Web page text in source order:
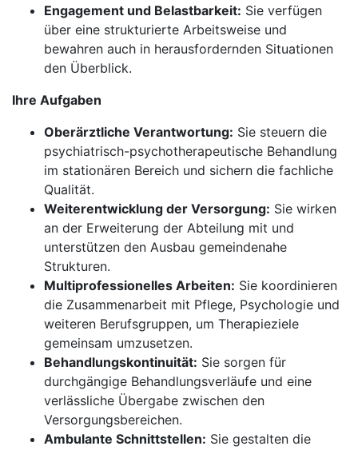
Engagement und Belastbarkeit: Sie verfügen
über eine strukturierte Arbeitsweise und
bewahren auch in herausfordernden Situationen
den Überblick.
Ihre Aufgaben
Oberärztliche Verantwortung: Sie steuern die
psychiatrisch-psychotherapeutische Behandlung
im stationären Bereich und sichern die fachliche
Qualität.
Weiterentwicklung der Versorgung: Sie wirken
an der Erweiterung der Abteilung mit und
unterstützen den Ausbau gemeindenahe
Strukturen.
Multiprofessionelles Arbeiten: Sie koordinieren
die Zusammenarbeit mit Pflege, Psychologie und
weiteren Berufsgruppen, um Therapieziele
gemeinsam umzusetzen.
Behandlungskontinuität: Sie sorgen für
durchgängige Behandlungsverläufe und eine
verlässliche Übergabe zwischen den
Versorgungsbereichen.
Ambulante Schnittstellen: Sie gestalten die